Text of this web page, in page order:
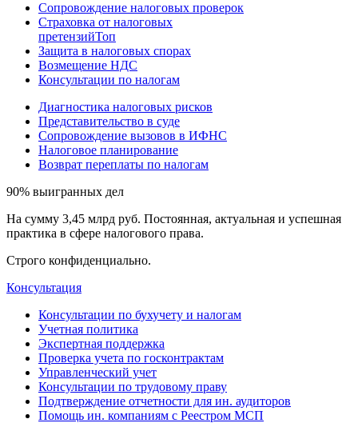
Сопровождение налоговых проверок
Страховка от налоговых
претензийТоп
Защита в налоговых спорах
Возмещение НДС
Консультации по налогам
Диагностика налоговых рисков
Представительство в суде
Сопровождение вызовов в ИФНС
Налоговое планирование
Возврат переплаты по налогам
90% выигранных дел
На сумму 3,45 млрд руб. Постоянная, актуальная и успешная
практика в сфере налогового права.
Строго конфиденциально.
Консультация
Консультации по бухучету и налогам
Учетная политика
Экспертная поддержка
Проверка учета по госконтрактам
Управленческий учет
Консультации по трудовому праву
Подтверждение отчетности для ин. аудиторов
Помощь ин. компаниям с Реестром МСП